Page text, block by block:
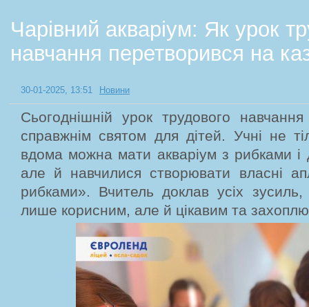
Чарівний акваріум: Як урок
навчання перетворився на
30-01-2025, 13:51 Новини
Сьогоднішній урок трудового
справжнім святом для дітей. Учні не
вдома можна мати акваріум з рибками і
але й навчилися створювати власні
рибками». Вчитель доклав усіх
лише корисним, але й цікавим та